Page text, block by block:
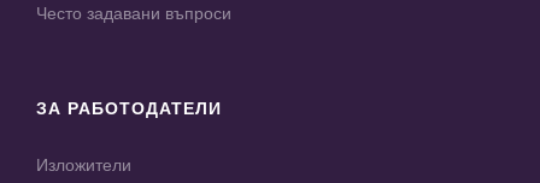
Често задавани въпроси
ЗА РАБОТОДАТЕЛИ
Изложители